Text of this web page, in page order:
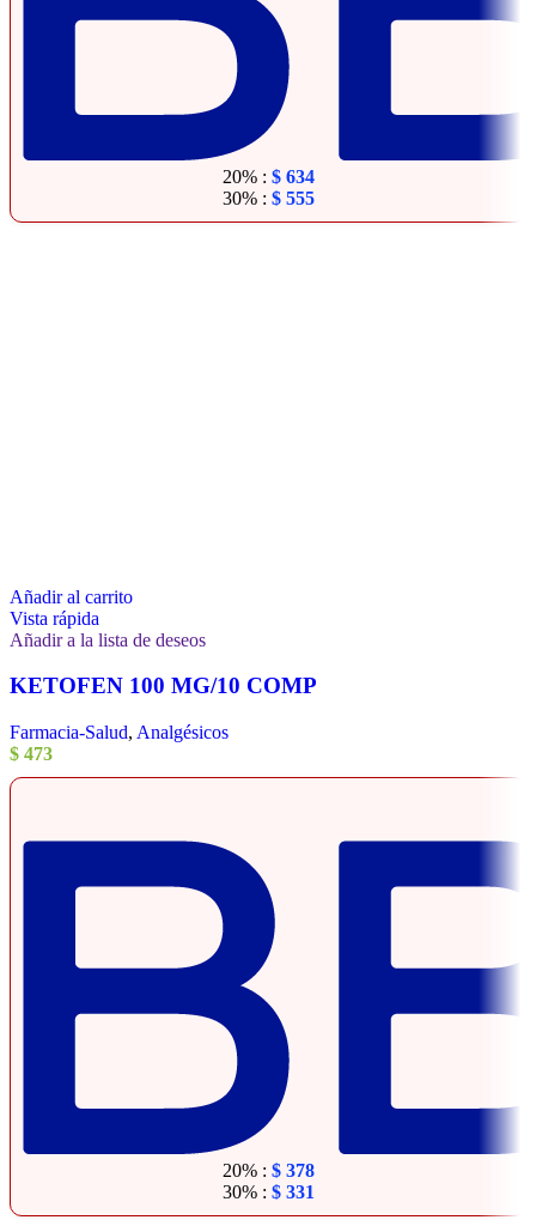
20% : $634
30% : $555
Añadir al carrito
Vista rápida
Añadir a la lista de deseos
KETOFEN 100 MG/10 COMP
Farmacia-Salud, Analgésicos
$ 473
20% : $378
30% : $331